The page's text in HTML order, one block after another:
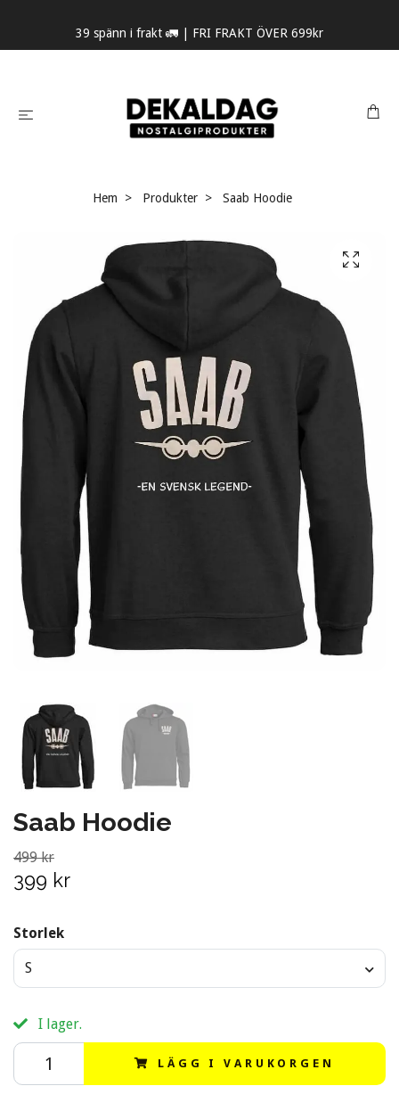
39 spänn i frakt 🚛 | FRI FRAKT ÖVER 699kr
Hem Produkter Saab Hoodie
Saab Hoodie
499 kr
399 kr
Storlek
S
I lager.
LÄGG I VARUKORGEN